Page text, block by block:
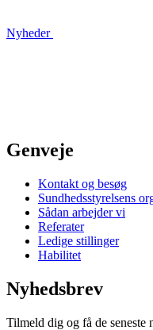
Nyheder
Genveje
Kontakt og besøg
Sundhedsstyrelsens
Sådan arbejder vi
Referater
Ledige stillinger
Habilitet
Nyhedsbrev
Tilmeld dig og få de seneste